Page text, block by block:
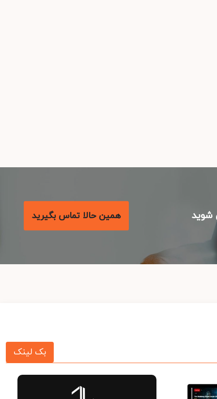
همین حالا تماس بگیرید
بک لینک